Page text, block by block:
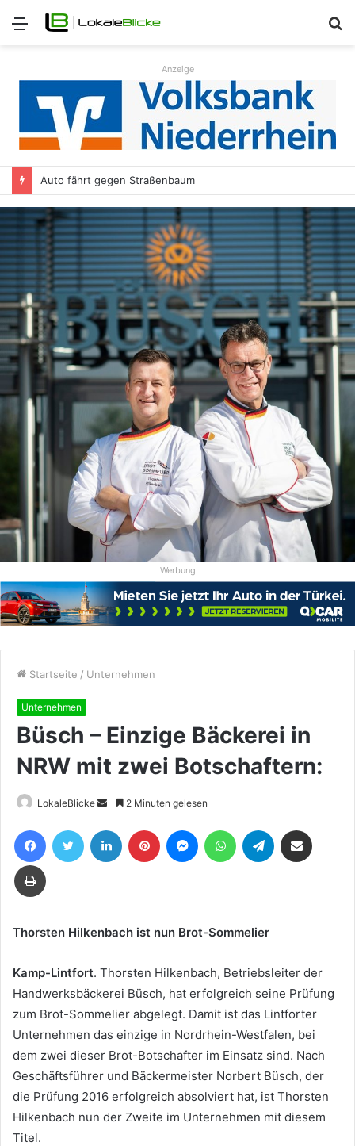
Menü
Anzeige
Auto fährt gegen Straßenbaum
Werbung
Startseite / Unternehmen
Unternehmen
Büsch – Einzige Bäckerei in
NRW mit zwei Botschaftern:
LokaleBlicke
Sende
eine
E-
2 Minuten gelesen
FacebookTwitter LinkedIn Pinterest MessengerWhatsAppTelegram
Drucken
Thorsten Hilkenbach ist nun Brot-Sommelier
Kamp-Lintfort. Thorsten Hilkenbach, Betriebsleiter der
Handwerksbäckerei Büsch, hat erfolgreich seine Prüfung
zum Brot-Sommelier abgelegt. Damit ist das Lintforter
Unternehmen das einzige in Nordrhein-Westfalen, bei
dem zwei dieser Brot-Botschafter im Einsatz sind. Nach
Geschäftsführer und Bäckermeister Norbert Büsch, der
die Prüfung 2016 erfolgreich absolviert hat, ist Thorsten
Hilkenbach nun der Zweite im Unternehmen mit diesem
Titel.